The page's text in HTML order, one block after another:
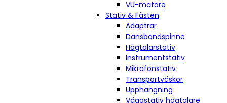
VU-mätare
Stativ & Fästen
Adaptrar
Dansbandspinne
Högtalarstativ
Instrumentstativ
Mikrofonstativ
Transportväskor
Upphängning
Väggstativ högtalare